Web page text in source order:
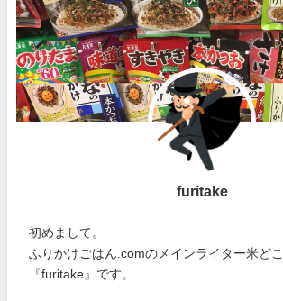
furitake
初めまして。
ふりかけごはん.comのメインライター米ど
『furitake』です。